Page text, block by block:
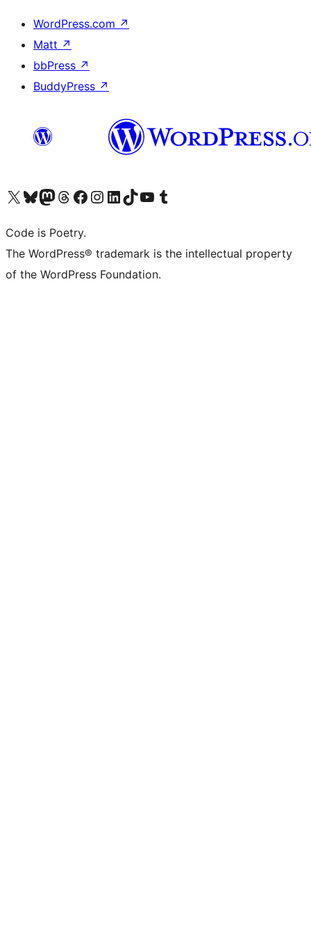
WordPress.com ↗
Matt ↗
bbPress ↗
BuddyPress ↗
Visita il nostro account X (ex Twitter)
Visita il nostro account Bluesky
Visita il nostro account Mastodon
Visita il nostro account Threads
Visita la nostra pagina Facebook
Visita il nostro account Instagram
Visita il nostro account LinkedIn
Visita il nostro account TikTok
Visita il nostro canale YouTube
Visita il nostro account Tumblr
Code is Poetry.
The WordPress® trademark is the intellectual property
of the WordPress Foundation.